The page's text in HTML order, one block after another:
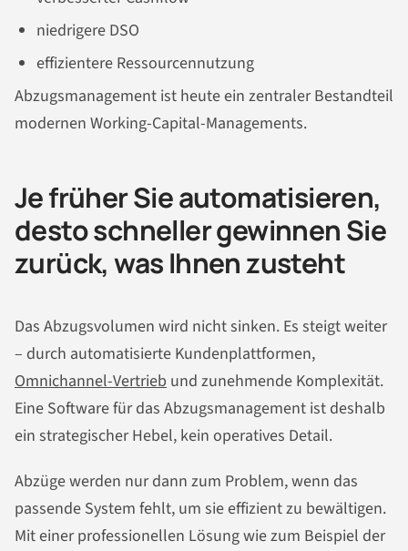
niedrigere DSO
effizientere Ressourcennutzung
Abzugsmanagement ist heute ein zentraler Bestandteil
modernen Working-Capital-Managements.
Je früher Sie automatisieren,
desto schneller gewinnen Sie
zurück, was Ihnen zusteht
Das Abzugsvolumen wird nicht sinken. Es steigt weiter
– durch automatisierte Kundenplattformen,
Omnichannel-Vertrieb und zunehmende Komplexität.
Eine Software für das Abzugsmanagement ist deshalb
ein strategischer Hebel, kein operatives Detail.
Abzüge werden nur dann zum Problem, wenn das
passende System fehlt, um sie effizient zu bewältigen.
Mit einer professionellen Lösung wie zum Beispiel der